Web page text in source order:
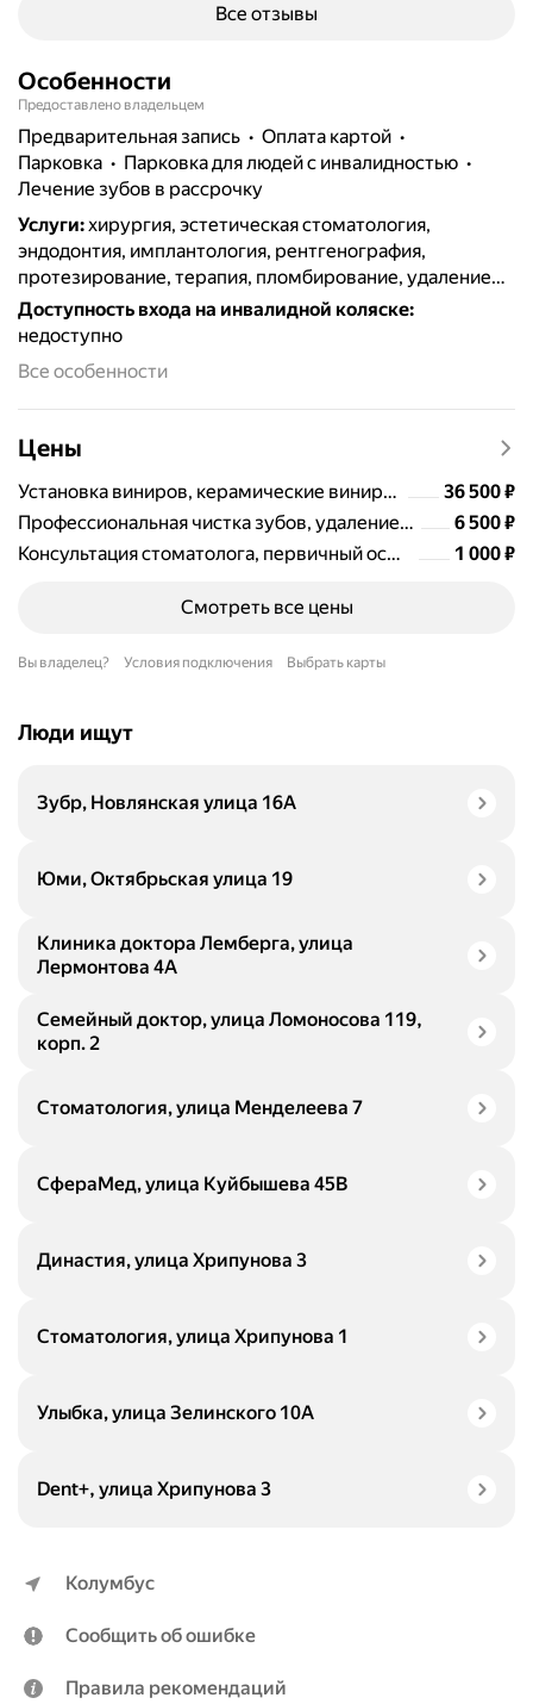
Все отзывы
Особенности
Предоставлено владельцем
предварительная запись
Оплата картой
парковка
парковка для людей с инвалидностью
лечение зубов в рассрочку
Услуги: хирургия, эстетическая стоматология,
эндодонтия, имплантология, рентгенография,
протезирование, терапия, пломбирование, удаление
зубов, отбеливание, лечение кариеса, виниры и
люминиры, гигиена полости рта, коронки, лечение
лечение кисты зуба, реставрация зубов, ортопедия,
лечение под микроскопом, цифровая стоматология
CAD/CAM
Доступность входа на инвалидной коляске:
недоступно
Все особенности
Цены
Установка виниров, керамические виниры, эстетическая реставрация зубов Цена
36500
36 500₽
Профессиональная чистка зубов, удаление зубного камня, гигиена полости рта, Air Flow
Цена
6500
6 500₽
Консультация стоматолога, первичный осмотр стоматолога, диагностика зубов
Цена
1000
1 000₽
Смотреть все цены
Вы владелец? Условия подключения Выбрать карты
Люди ищут
Зубр, Новлянская улица 16А
Юми, Октябрьская улица 19
Клиника доктора Лемберга, улица
Лермонтова 4А
Семейный доктор, улица Ломоносова 119,
корп. 2
Стоматология, улица Менделеева 7
СфераМед, улица Куйбышева 45В
Династия, улица Хрипунова 3
Стоматология, улица Хрипунова 1
Улыбка, улица Зелинского 10А
Dent+, улица Хрипунова 3
Колумбус
Сообщить об ошибке
Правила рекомендаций